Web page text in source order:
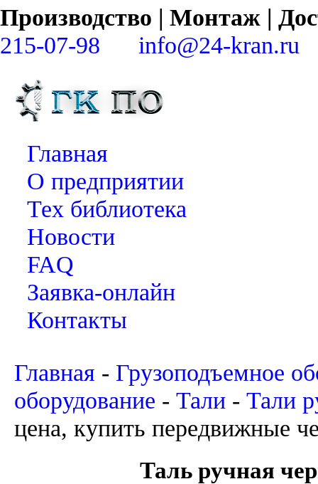
Производство | Монтаж |
215-07-98
info@24-kran.ru
Главная
О предприятии
Тех библиотека
Новости
FAQ
Заявка-онлайн
Контакты
Главная - Грузоподъемное
оборудование - Тали - Тали
цена, купить передвижные
Таль ручная